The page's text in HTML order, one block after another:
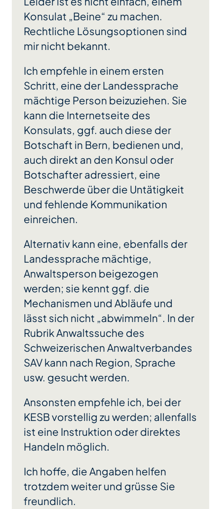
Konsulat „Beine“ zu machen.
Rechtliche Lösungsoptionen sind
mir nicht bekannt.
Ich empfehle in einem ersten
Schritt, eine der Landessprache
mächtige Person beizuziehen. Sie
kann die Internetseite des
Konsulats, ggf. auch diese der
Botschaft in Bern, bedienen und,
auch direkt an den Konsul oder
Botschafter adressiert, eine
Beschwerde über die Untätigkeit
und fehlende Kommunikation
einreichen.
Alternativ kann eine, ebenfalls der
Landessprache mächtige,
Anwaltsperson beigezogen
werden; sie kennt ggf. die
Mechanismen und Abläufe und
lässt sich nicht „abwimmeln“. In der
Rubrik Anwaltssuche des
Schweizerischen Anwaltverbandes
SAV kann nach Region, Sprache
usw. gesucht werden.
Ansonsten empfehle ich, bei der
KESB vorstellig zu werden; allenfalls
ist eine Instruktion oder direktes
Handeln möglich.
Ich hoffe, die Angaben helfen
trotzdem weiter und grüsse Sie
freundlich.